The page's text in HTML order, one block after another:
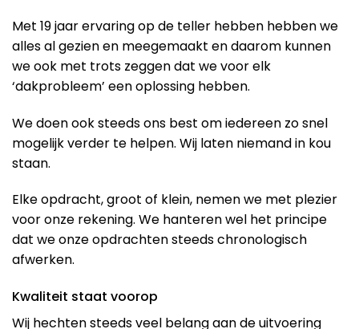
Met 19 jaar ervaring op de teller hebben hebben we
alles al gezien en meegemaakt en daarom kunnen
we ook met trots zeggen dat we voor elk
‘dakprobleem’ een oplossing hebben.
We doen ook steeds ons best om iedereen zo snel
mogelijk verder te helpen. Wij laten niemand in kou
staan.
Elke opdracht, groot of klein, nemen we met plezier
voor onze rekening. We hanteren wel het principe
dat we onze opdrachten steeds chronologisch
afwerken.
Kwaliteit staat voorop
Wij hechten steeds veel belang aan de uitvoering